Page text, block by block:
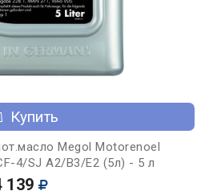
Купить
Megol Motorenoel
4/SJ A2/B3/E2 (5л) - 5 л
139